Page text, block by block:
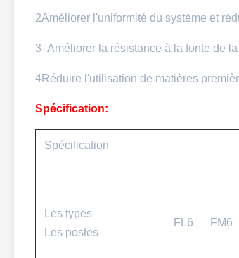
2Améliorer l'uniformité du système et
3- Améliorer la résistance à la fonte de
4Réduire l'utilisation de matières
Spécification:
Spécification
Les types
Les postes
FL6 FM6